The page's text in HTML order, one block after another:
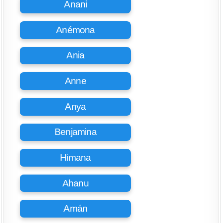
Anani
Anémona
Ania
Anne
Anya
Benjamina
Himana
Ahanu
Amán